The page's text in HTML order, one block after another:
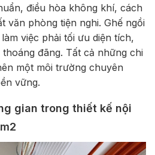
điều hòa không khí, cách
văn phòng tiện nghi. Ghế ngồi
việc phải tối ưu diện tích,
đãng. Tất cả những chi
một môi trường chuyên
vững.
gian trong thiết kế nội